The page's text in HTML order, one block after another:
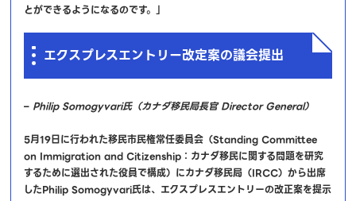
とができるようになるのです。」
エクスプレスエントリー改定案の議会提出
– Philip Somogyvari氏（カナダ移民局長官 Director General）
5月19日に行われた移民市民権常任委員会（Standing Committee
on Immigration and Citizenship：カナダ移民に関する問題を研究
するために選出された役員で構成）にカナダ移民局（IRCC）から出席
したPhilip Somogyvari氏は、エクスプレスエントリーの改正案を提示